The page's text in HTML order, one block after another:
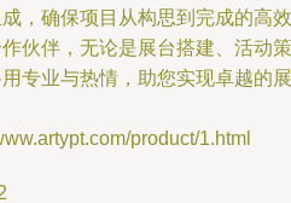
，确保项目从构思到完成的高效
伙伴，无论是展台搭建、活动策
专业与热情，助您实现卓越的展
product/1.html